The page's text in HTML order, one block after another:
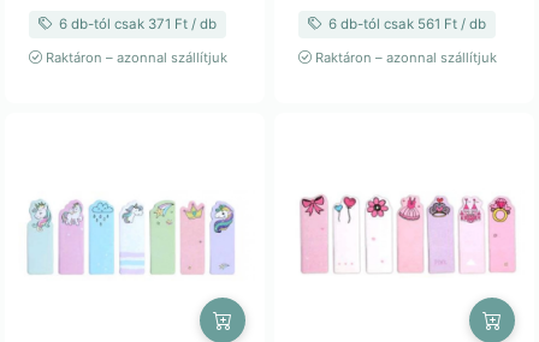
6 db-tól csak 371 Ft / db
Raktáron – azonnal szállítjuk
6 db-tól csak 561 Ft / db
Raktáron – azonnal szállítjuk